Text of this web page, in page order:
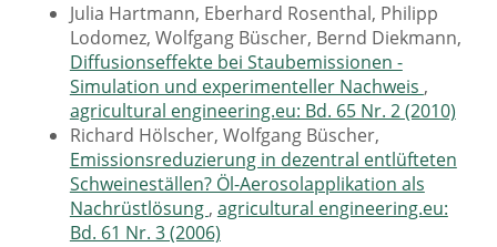
Julia Hartmann, Eberhard Rosenthal, Philipp
Lodomez, Wolfgang Büscher, Bernd Diekmann,
Diffusionseffekte bei Staubemissionen -
Simulation und experimenteller Nachweis ,
agricultural engineering.eu: Bd. 65 Nr. 2 (2010)
Richard Hölscher, Wolfgang Büscher,
Emissionsreduzierung in dezentral entlüfteten
Schweineställen? Öl-Aerosolapplikation als
Nachrüstlösung, agricultural engineering.eu:
Bd. 61 Nr. 3 (2006)